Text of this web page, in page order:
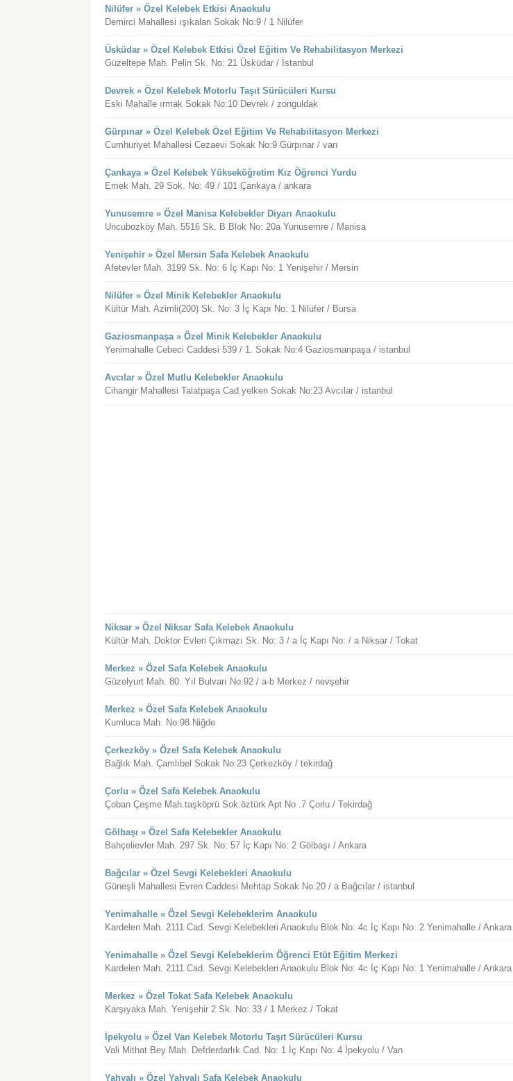
Nilüfer » Özel Kelebek Etkisi Anaokulu
Demirci Mahallesi ışıkalan Sokak No:9 / 1 Nilüfer
Üsküdar » Özel Kelebek Etkisi Özel Eğitim Ve Rehabilitasyon Merkezi
Güzeltepe Mah. Pelin Sk. No: 21 Üsküdar / İstanbul
Devrek » Özel Kelebek Motorlu Taşıt Sürücüleri Kursu
Eski Mahalle ırmak Sokak No:10 Devrek / zonguldak
Gürpınar » Özel Kelebek Özel Eğitim Ve Rehabilitasyon Merkezi
Cumhuriyet Mahallesi Cezaevi Sokak No:9 Gürpınar / van
Çankaya » Özel Kelebek Yükseköğretim Kız Öğrenci Yurdu
Emek Mah. 29 Sok. No: 49 / 101 Çankaya / ankara
Yunusemre » Özel Manisa Kelebekler Diyarı Anaokulu
Uncubozköy Mah. 5516 Sk. B Blok No: 20a Yunusemre / Manisa
Yenişehir » Özel Mersin Safa Kelebek Anaokulu
Afetevler Mah. 3199 Sk. No: 6 İç Kapı No: 1 Yenişehir / Mersin
Nilüfer » Özel Minik Kelebekler Anaokulu
Kültür Mah. Azimli(200) Sk. No: 3 İç Kapı No: 1 Nilüfer / Bursa
Gaziosmanpaşa » Özel Minik Kelebekler Anaokulu
Yenimahalle Cebeci Caddesi 539 / 1. Sokak No:4 Gaziosmanpaşa / istanbul
Avcılar » Özel Mutlu Kelebekler Anaokulu
Cihangir Mahallesi Talatpaşa Cad.yelken Sokak No:23 Avcılar / istanbul
Niksar » Özel Niksar Safa Kelebek Anaokulu
Kültür Mah. Doktor Evleri Çıkmazı Sk. No: 3 / a İç Kapı No: / a Niksar / Tokat
Merkez » Özel Safa Kelebek Anaokulu
Güzelyurt Mah. 80. Yıl Bulvarı No:92 / a-b Merkez / nevşehir
Merkez » Özel Safa Kelebek Anaokulu
Kumluca Mah. No:98 Niğde
Çerkezköy » Özel Safa Kelebek Anaokulu
Bağlık Mah. Çamlıbel Sokak No:23 Çerkezköy / tekirdağ
Çorlu » Özel Safa Kelebek Anaokulu
Çoban Çeşme Mah.taşköprü Sok.öztürk Apt No .7 Çorlu / Tekirdağ
Gölbaşı » Özel Safa Kelebekler Anaokulu
Bahçelievler Mah. 297 Sk. No: 57 İç Kapı No: 2 Gölbaşı / Ankara
Bağcılar » Özel Sevgi Kelebekleri Anaokulu
Güneşli Mahallesi Evren Caddesi Mehtap Sokak No:20 / a Bağcılar / istanbul
Yenimahalle » Özel Sevgi Kelebeklerim Anaokulu
Kardelen Mah. 2111 Cad. Sevgi Kelebekleri Anaokulu Blok No: 4c İç Kapı No: 2 Yenimahalle / Ankara
Yenimahalle » Özel Sevgi Kelebeklerim Öğrenci Etüt Eğitim Merkezi
Kardelen Mah. 2111 Cad. Sevgi Kelebekleri Anaokulu Blok No: 4c İç Kapı No: 1 Yenimahalle / Ankara
Merkez » Özel Tokat Safa Kelebek Anaokulu
Karşıyaka Mah. Yenişehir 2 Sk. No: 33 / 1 Merkez / Tokat
İpekyolu » Özel Van Kelebek Motorlu Taşıt Sürücüleri Kursu
Vali Mithat Bey Mah. Defderdarlık Cad. No: 1 İç Kapı No: 4 İpekyolu / Van
Yahyalı » Özel Yahyalı Safa Kelebek Anaokulu